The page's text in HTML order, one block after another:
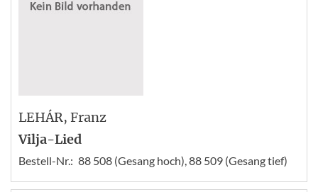
LEHÁR, Franz
Vilja-Lied
Bestell-Nr.: 88 508 (Gesang hoch), 88 509 (Gesang tief)